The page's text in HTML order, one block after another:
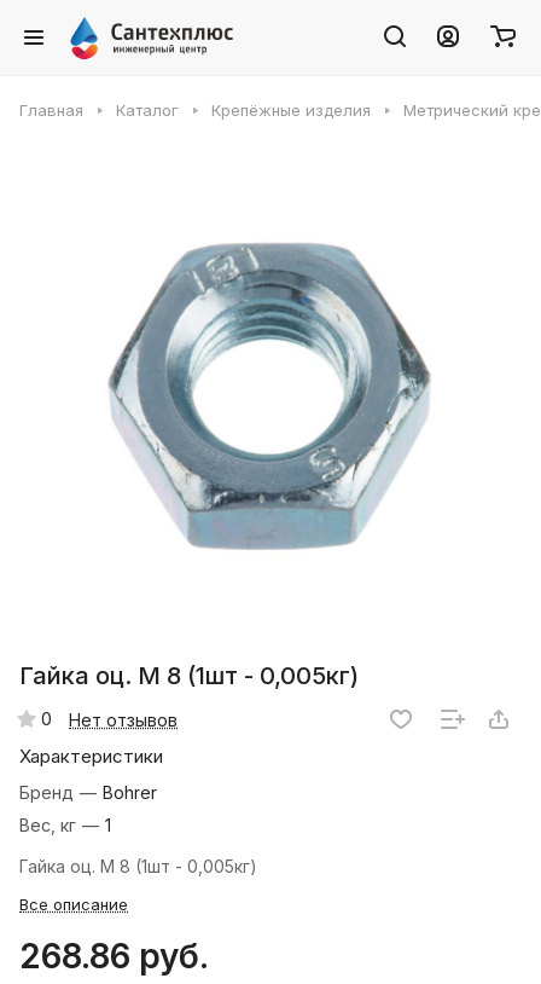
Главная Каталог Крепёжные изделия Метрический
Гайка оц. М 8 (1шт - 0,005кг)
0 Нет отзывов
Характеристики
Бренд — Bohrer
Вес, кг — 1
Гайка оц. М 8 (1шт - 0,005кг)
Все описание
268.86 руб.